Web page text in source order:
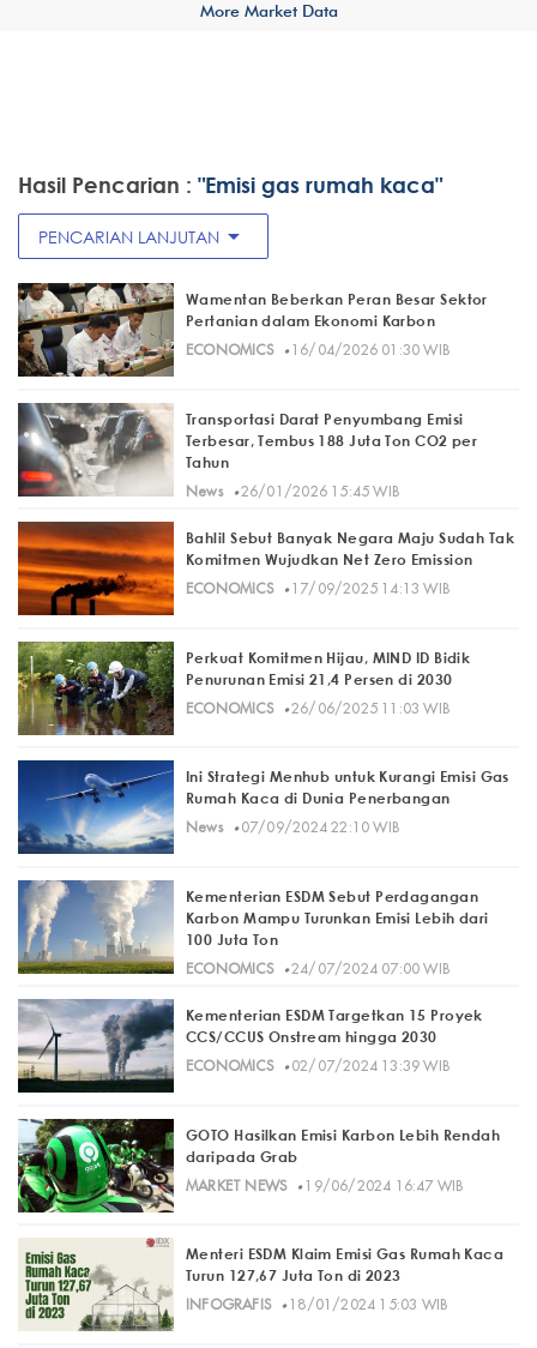
More Market Data
Hasil Pencarian : "Emisi gas rumah kaca"
PENCARIAN LANJUTAN arrow_drop_down
Wamentan Beberkan Peran Besar Sektor
Pertanian dalam Ekonomi Karbon
ECONOMICS· 16/04/2026 01:30 WIB
Transportasi Darat Penyumbang Emisi
Terbesar, Tembus 188 Juta Ton CO2 per
Tahun
News· 26/01/2026 15:45 WIB
Bahlil Sebut Banyak Negara Maju Sudah Tak
Komitmen Wujudkan Net Zero Emission
ECONOMICS· 17/09/2025 14:13 WIB
Perkuat Komitmen Hijau, MIND ID Bidik
Penurunan Emisi 21,4 Persen di 2030
ECONOMICS· 26/06/2025 11:03 WIB
Ini Strategi Menhub untuk Kurangi Emisi Gas
Rumah Kaca di Dunia Penerbangan
News· 07/09/2024 22:10 WIB
Kementerian ESDM Sebut Perdagangan
Karbon Mampu Turunkan Emisi Lebih dari
100 Juta Ton
ECONOMICS· 24/07/2024 07:00 WIB
Kementerian ESDM Targetkan 15 Proyek
CCS/CCUS Onstream hingga 2030
ECONOMICS· 02/07/2024 13:39 WIB
GOTO Hasilkan Emisi Karbon Lebih Rendah
daripada Grab
MARKET NEWS· 19/06/2024 16:47 WIB
Menteri ESDM Klaim Emisi Gas Rumah Kaca
Turun 127,67 Juta Ton di 2023
INFOGRAFIS· 18/01/2024 15:03 WIB